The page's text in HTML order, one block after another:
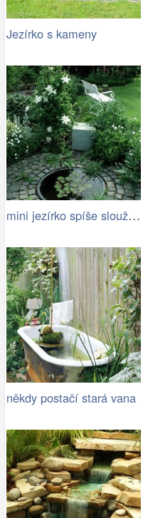
Jezírko s kameny
mini jezírko spíše slouží jako pítko…
někdy postačí stará vana